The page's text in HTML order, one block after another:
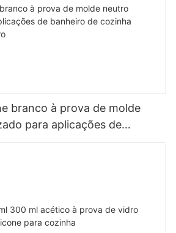
branco à prova de molde
para aplicações de
aplicações de banheiro